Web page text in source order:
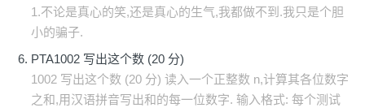
1.不论是真心的笑,还是真心的生气,我都做不到.我只是个胆
小的骗子.
PTA1002 写出这个数 (20 分)
1002 写出这个数 (20 分) 读入一个正整数 n,计算其各位数字
之和,用汉语拼音写出和的每一位数字. 输入格式: 每个测试